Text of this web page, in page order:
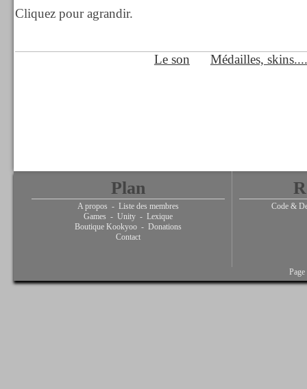
Cliquez pour agrandir.
Le son Médailles,
Plan
A propos - Liste des membres
Games - Unity - Lexique
Boutique Kookyoo - Donations
Contact
Code &